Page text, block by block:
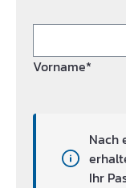
Vorname*
Nach
Ihr